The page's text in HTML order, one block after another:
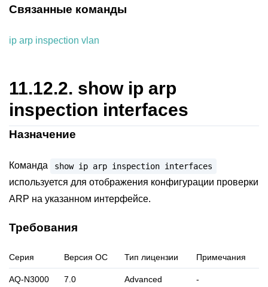
Связанные команды
ip arp inspection vlan
11.12.2. show ip arp
inspection interfaces
Назначение
Команда show ip arp inspection interfaces
используется для отображения конфигурации проверки
ARP на указанном интерфейсе.
Требования
Серия Версия ОС Тип лицензии Примечания
AQ-N3000 7.0 Advanced -